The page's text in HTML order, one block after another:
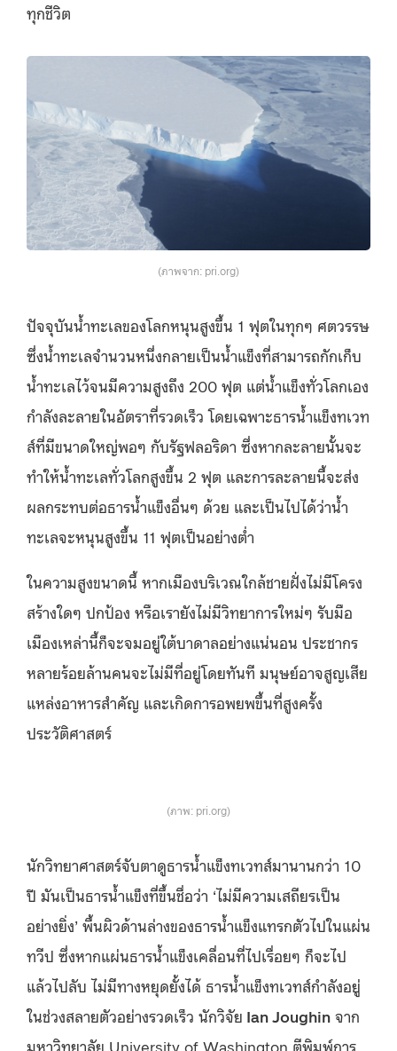
ทุกชีวิต
(ภาพจาก: pri.org)
ปัจจุบันน้ำทะเลของโลกหนุนสูงขึ้น 1 ฟุตในทุกๆ ศตวรรษ
ซึ่งน้ำทะเลจำนวนหนึ่งกลายเป็นน้ำแข็งที่สามารถกักเก็บ
น้ำทะเลไว้จนมีความสูงถึง 200 ฟุต แต่น้ำแข็งทั่วโลกเอง
กำลังละลายในอัตราที่รวดเร็ว โดยเฉพาะธารน้ำแข็งทเวท
ส์ที่มีขนาดใหญ่พอๆ กับรัฐฟลอริดา ซึ่งหากละลายนั้นจะ
ทำให้น้ำทะเลทั่วโลกสูงขึ้น 2 ฟุต และการละลายนี้จะส่ง
ผลกระทบต่อธารน้ำแข็งอื่นๆ ด้วย และเป็นไปได้ว่าน้ำ
ทะเลจะหนุนสูงขึ้น 11 ฟุตเป็นอย่างต่ำ
ในความสูงขนาดนี้ หากเมืองบริเวณใกล้ชายฝั่งไม่มีโครง
สร้างใดๆ ปกป้อง หรือเรายังไม่มีวิทยาการใหม่ๆ รับมือ
เมืองเหล่านี้ก็จะจมอยู่ใต้บาดาลอย่างแน่นอน ประชากร
หลายร้อยล้านคนจะไม่มีที่อยู่โดยทันที มนุษย์อาจสูญเสีย
แหล่งอาหารสำคัญ และเกิดการอพยพขึ้นที่สูงครั้ง
ประวัติศาสตร์
(ภาพ: pri.org)
นักวิทยาศาสตร์จับตาดูธารน้ำแข็งทเวทส์มานานกว่า 10
ปี มันเป็นธารน้ำแข็งที่ขึ้นชื่อว่า ‘ไม่มีความเสถียรเป็น
อย่างยิ่ง’ พื้นผิวด้านล่างของธารน้ำแข็งแทรกตัวไปในแผ่น
ทวีป ซึ่งหากแผ่นธารน้ำแข็งเคลื่อนที่ไปเรื่อยๆ ก็จะไป
แล้วไปลับ ไม่มีทางหยุดยั้งได้ ธารน้ำแข็งทเวทส์กำลังอยู่
ในช่วงสลายตัวอย่างรวดเร็ว นักวิจัย Ian Joughin จาก
มหาวิทยาลัย University of Washington ตีพิมพ์การ